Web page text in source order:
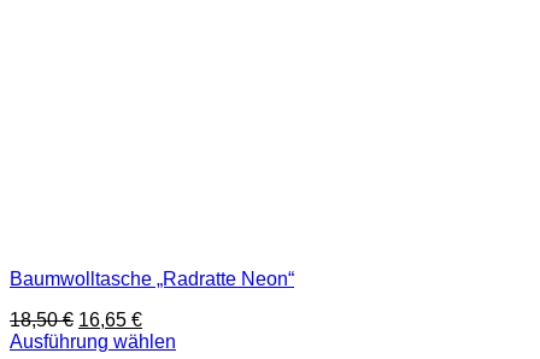
Baumwolltasche „Radratte Neon“
18,50€ Ursprünglicher
Preis
16,65 €Aktueller
Preis
Ausführung wählen